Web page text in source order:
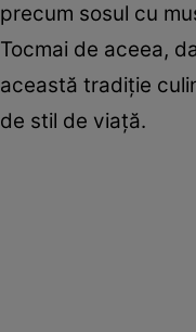
precum sosul cu
Tocmai de aceea,
această tradiție
de stil de viață.